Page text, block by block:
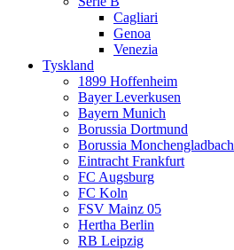
Cagliari
Genoa
Venezia
Tyskland
1899 Hoffenheim
Bayer Leverkusen
Bayern Munich
Borussia Dortmund
Borussia Monchengladbach
Eintracht Frankfurt
FC Augsburg
FC Koln
FSV Mainz 05
Hertha Berlin
RB Leipzig